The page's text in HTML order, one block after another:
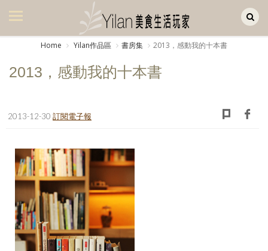
美食集
生活風
書房集
日記簿
餐桌週記
Home Yilan作品區 書房集 2013，感動我的十本書
2013，感動我的十本書
2013-12-30 訂閱電子報